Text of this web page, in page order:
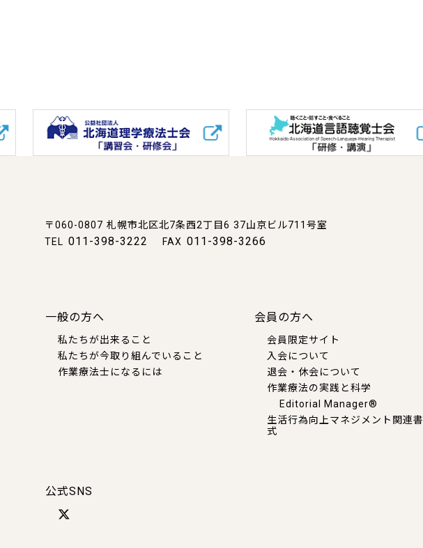
〒060-0807 札幌市北区北7条西2丁目6 37山京ビル711号室
TEL 011-398-3222 FAX 011-398-3266
一般の方へ
私たちが出来ること
私たちが今取り組んでいること
作業療法士になるには
会員の方へ
会員限定サイト
入会について
退会・休会について
作業療法の実践と科学
Editorial Manager®
生活行為向上マネジメント関連書
式
公式SNS